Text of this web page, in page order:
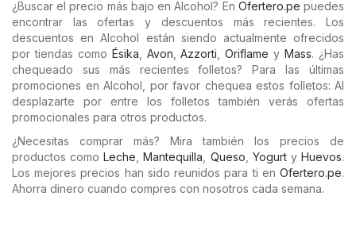
¿Buscar el precio más bajo en Alcohol? En Ofertero.pe puedes
encontrar las ofertas y descuentos más recientes. Los
descuentos en Alcohol están siendo actualmente ofrecidos
por tiendas como Ésika Avon ,Azzorti ,Oriflame yMass. ¿Has
chequeado sus más recientes folletos? Para las últimas
promociones en Alcohol, por favor chequea estos folletos: Al
desplazarte por entre los folletos también verás ofertas
promocionales para otros productos.
¿Necesitas comprar más? Mira también los precios de
productos comoLeche ,Mantequilla Queso YogurtyHuevos.
Los mejores precios han sido reunidos para ti en Ofertero.pe.
Ahorra dinero cuando compres con nosotros cada semana.